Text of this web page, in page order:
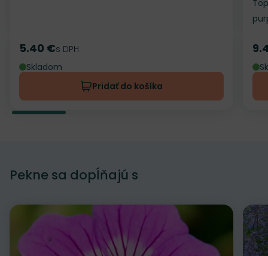
Cena
5.40 €s DPH
Skladom
Pridať do košíka
Pekne sa dopĺňajú s